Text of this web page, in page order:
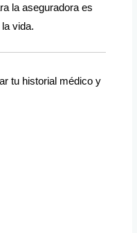
la aseguradora es
vida.
tu historial médico y